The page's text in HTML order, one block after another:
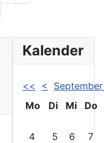
Kalender
<< <
Mo
Di Mi Do
4
5 6 7